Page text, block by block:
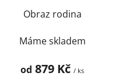
Obraz rodina
Máme skladem
od 879 Kč / ks